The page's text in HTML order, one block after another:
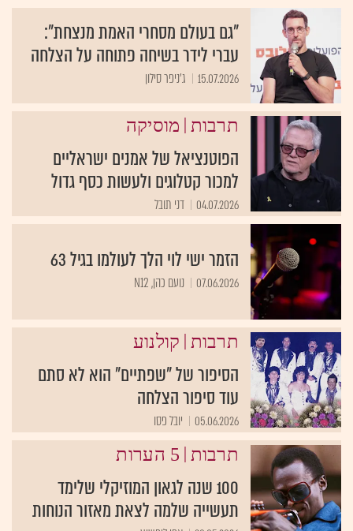
"גם בעולם מסחרי האמת מנצחת":
עברי לידר בשיחה פתוחה על הצלחה
15.07.2026 ג'ניפר סילון
תרבות | מוסיקה
הפוטנציאל של אמנים ישראליים
למכור קטלוגים ולעשות כסף גדול
04.07.2026 דני תובל
הזמר ישי לוי הלך לעולמו בגיל 63
07.06.2026 נועם כהן, N12
תרבות | קולנוע
הסיפור של "שפתיים" הוא לא סתם
עוד סיפור הצלחה
05.06.2026 יובל פסו
תרבות | 5 הערות
100 שנה לגאון המוזיקלי שלימד
תעשייה שלמה לצאת מאזור הנוחות